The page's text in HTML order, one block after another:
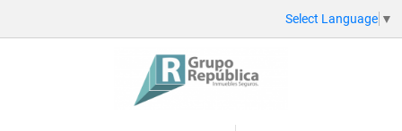
Select Language ▼